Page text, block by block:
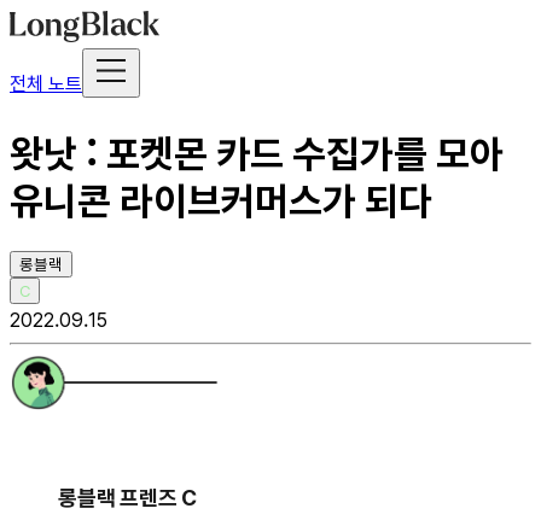
전체 노트
왓낫 : 포켓몬 카드 수집가를 모아
유니콘 라이브커머스가 되다
롱블랙
C
2022.09.15
롱블랙 프렌즈 C